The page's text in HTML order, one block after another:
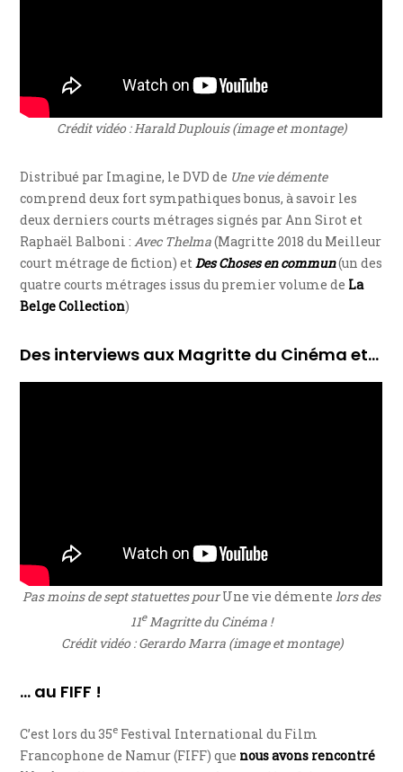
Crédit vidéo : Harald Duplouis (image et montage)
Distribué par Imagine, le DVD de Une vie démente
comprend deux fort sympathiques bonus, à savoir les
deux derniers courts métrages signés par Ann Sirot et
Raphaël Balboni : Avec Thelma(Magritte 2018 du Meilleur
court métrage de fiction) etDes Choses en commun(un des
quatre courts métrages issus du premier volume de La
Belge Collection)
Des interviews aux Magritte du Cinéma et…
Pas moins de sept statuettes pourUne vie démente lors des
11eMagritte du Cinéma !
Crédit vidéo : Gerardo Marra (image et montage)
… au FIFF !
C’est lors du 35e Festival International du Film
Francophone de Namur (FIFF) que nous avons rencontré